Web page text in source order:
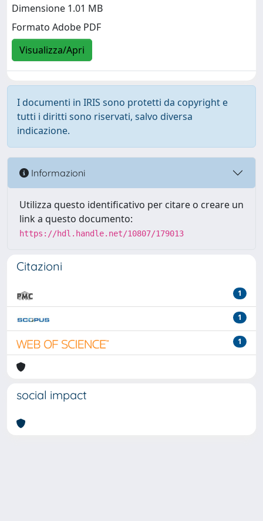
Dimensione 1.01 MB
Formato Adobe PDF
Visualizza/Apri
I documenti in IRIS sono protetti da copyright e
tutti i diritti sono riservati, salvo diversa
indicazione.
Informazioni
Utilizza questo identificativo per citare o creare un
link a questo documento:
https://hdl.handle.net/10807/179013
Citazioni
1
1
1
social impact